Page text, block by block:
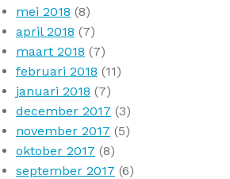
mei 2018 (8)
april 2018 (7)
maart 2018 (7)
februari 2018 (11)
januari 2018 (7)
december 2017 (3)
november 2017 (5)
oktober 2017 (8)
september 2017 (6)